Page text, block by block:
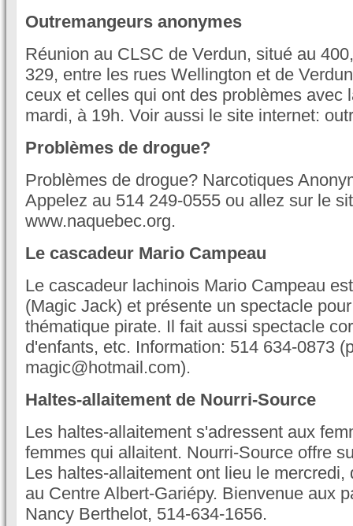
Outremangeurs anonymes
Réunion au CLSC de Verdun, situé au
329, entre les rues Wellington et de
ceux et celles qui ont des problèmes avec
mardi, à 19h. Voir aussi le site internet:
Problèmes de drogue?
Problèmes de drogue? Narcotiques
Appelez au 514 249-0555 ou allez sur le
www.naquebec.org.
Le cascadeur Mario Campeau
Le cascadeur lachinois Mario Campeau
(Magic Jack) et présente un spectacle
thématique pirate. Il fait aussi spectacle
d'enfants, etc. Information: 514 634-0873
magic@hotmail.com).
Haltes-allaitement de Nourri-Source
Les haltes-allaitement s'adressent aux
femmes qui allaitent. Nourri-Source offre
Les haltes-allaitement ont lieu le mercredi,
au Centre Albert-Gariépy. Bienvenue aux
Nancy Berthelot, 514-634-1656.